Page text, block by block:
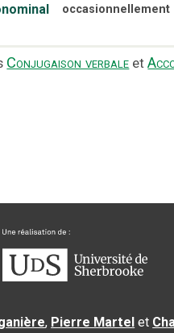
occasionnellement
Conjugaison verbale et
, Pierre Martel et